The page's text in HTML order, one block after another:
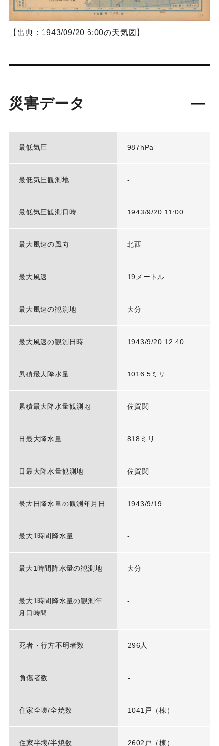
【出典：1943/09/20 6:00の天気図】
災害データ
最低気圧 987hPa
最低気圧観測地 -
最低気圧観測日時 1943/9/20 11:00
最大風速の風向 北西
最大風速 19メートル
最大風速の観測地 大分
最大風速の観測日時 1943/9/20 12:40
累積最大降水量 1016.5ミリ
累積最大降水量観測地 佐賀関
日最大降水量 818ミリ
日最大降水量観測地 佐賀関
最大日降水量の観測年月日 1943/9/19
最大1時間降水量 -
最大1時間降水量の観測地 大分
最大1時間降水量の観測年
月日時間
-
死者・行方不明者数 296人
負傷者数 -
住家全壊/全焼数 1041戸（棟）
住家半壊/半焼数 2602戸（棟）